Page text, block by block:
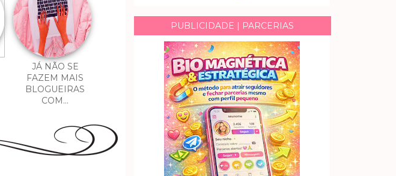
JÁ NÃO SE
FAZEM MAIS
BLOGUEIRAS
COM...
PUBLICIDADE | PARCERIAS